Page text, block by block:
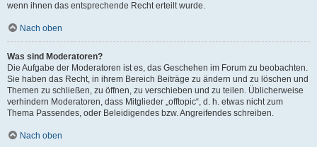
wenn ihnen das entsprechende Recht erteilt wurde.
Nach oben
Was sind Moderatoren?
Die Aufgabe der Moderatoren ist es, das Geschehen im Forum zu beobachten.
Sie haben das Recht, in ihrem Bereich Beiträge zu ändern und zu löschen und
Themen zu schließen, zu öffnen, zu verschieben und zu teilen. Üblicherweise
verhindern Moderatoren, dass Mitglieder „offtopic“, d. h. etwas nicht zum
Thema Passendes, oder Beleidigendes bzw. Angreifendes schreiben.
Nach oben